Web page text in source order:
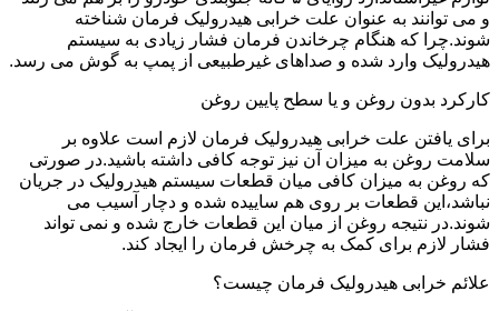
و می توانند به عنوان علت خرابی هیدرولیک فرمان شناخته
شوند.چرا که هنگام چرخاندن فرمان فشار زیادی به سیستم
هیدرولیک وارد شده و صداهای غیرطبیعی از پمپ به گوش می رسد.
کارکرد بدون روغن و یا سطح پایین روغن
برای یافتن علت خرابی هیدرولیک فرمان لازم است علاوه بر
سلامت روغن به میزان آن نیز توجه کافی داشته باشید.در صورتی
که روغن به میزان کافی میان قطعات سیستم هیدرولیک در جریان
نباشد،این قطعات بر روی هم ساییده شده و دچار آسیب می
شوند.در نتیجه روغن از میان این قطعات خارج شده و نمی تواند
فشار لازم برای کمک به چرخش فرمان را ایجاد کند.
علائم خرابی هیدرولیک فرمان چیست؟